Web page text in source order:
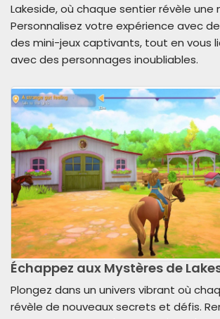
Lakeside, où chaque sentier révèle une
Personnalisez votre expérience avec
des mini-jeux captivants, tout en vous
avec des personnages inoubliables.
Échappez aux Mystères de
Plongez dans un univers vibrant où
révèle de nouveaux secrets et défis.